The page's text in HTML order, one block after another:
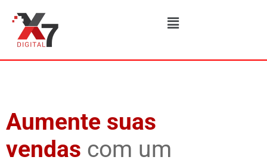
Aumente suas
vendas com um